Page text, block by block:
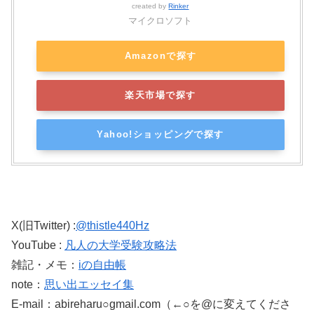
created byRinker
マイクロソフト
Amazonで探す
楽天市場で探す
Yahoo!ショッピングで探す
X(旧Twitter) :@thistle440Hz
YouTube : 凡人の大学受験攻略法
雑記・メモ： iの自由帳
note： 思い出エッセイ集
E-mail：abireharu○gmail.com（←○を@に変えてくださ